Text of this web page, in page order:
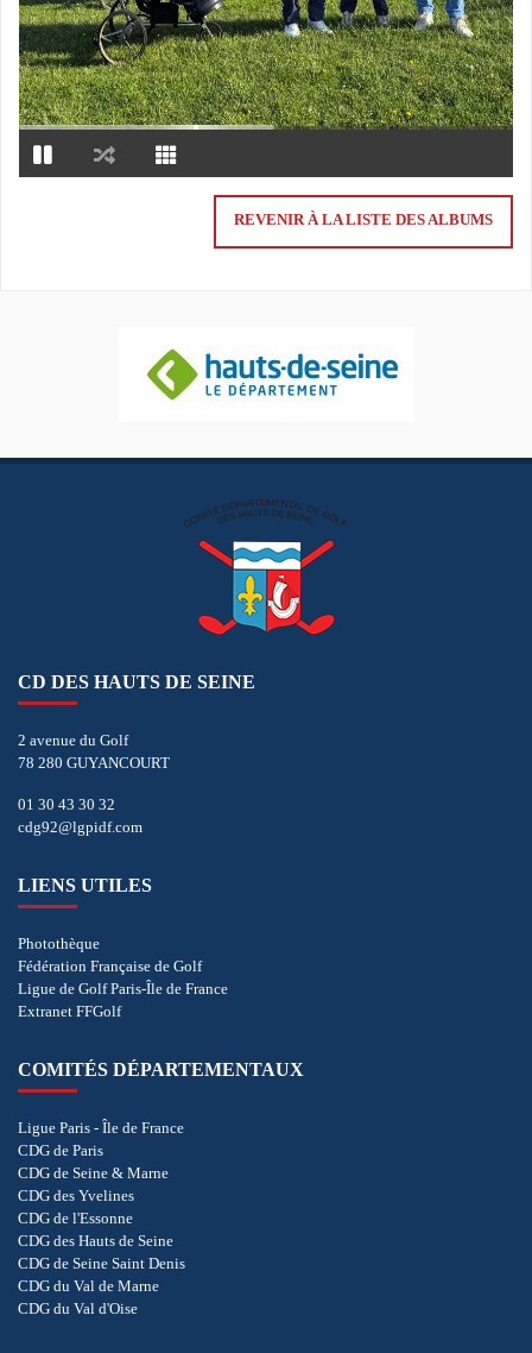
REVENIR À LA LISTE DES ALBUMS
CD DES HAUTS DE SEINE
2 avenue du Golf
78 280 GUYANCOURT
01 30 43 30 32
cdg92@lgpidf.com
LIENS UTILES
Photothèque
Fédération Française de Golf
Ligue de Golf Paris-Île de France
Extranet FFGolf
COMITÉS DÉPARTEMENTAUX
Ligue Paris - Île de France
CDG de Paris
CDG de Seine & Marne
CDG des Yvelines
CDG de l'Essonne
CDG des Hauts de Seine
CDG de Seine Saint Denis
CDG du Val de Marne
CDG du Val d'Oise